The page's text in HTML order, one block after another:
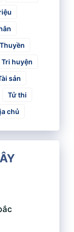
Thuyền
Tri huyện
sản
Tử thi
chủ